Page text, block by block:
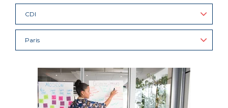
CDI
Paris